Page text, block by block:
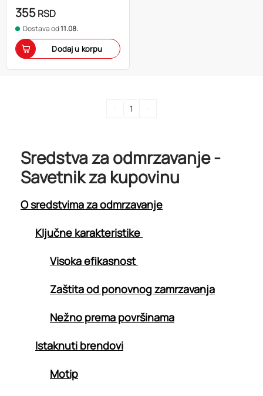
355RSD
Dostava od11.08.
Dodaj u korpu
1
Sredstva za odmrzavanje -
Savetnik za kupovinu
O sredstvima za odmrzavanje
Ključne karakteristike
Visoka efikasnost
Zaštita od ponovnog zamrzavanja
Nežno prema površinama
Istaknuti brendovi
Motip